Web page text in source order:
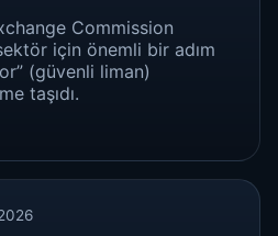
Commission
için önemli bir adım
(güvenli liman)
taşıdı.